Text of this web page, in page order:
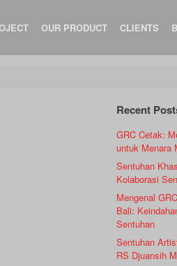
OUR PRODUCT CLIENTS
Recent
GRC Cetak:
untuk Menara
Sentuhan
Kolaborasi
Mengenal
Bali:
Sentuhan
Sentuhan
RS Djuansih